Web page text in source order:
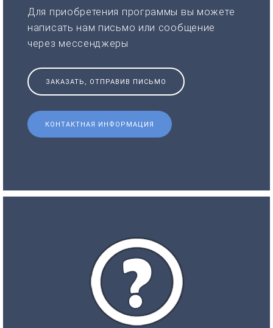
Для приобретения программы вы можете
написать нам письмо или сообщение
через мессенджеры
ЗАКАЗАТЬ, ОТПРАВИВ ПИСЬМО
КОНТАКТНАЯ ИНФОРМАЦИЯ